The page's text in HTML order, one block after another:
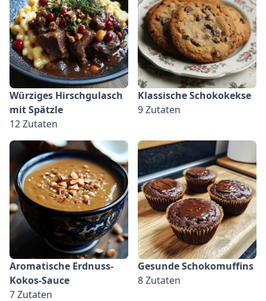
Würziges Hirschgulasch
mit Spätzle
12 Zutaten
Klassische Schokokekse
9 Zutaten
Aromatische Erdnuss-
Kokos-Sauce
7 Zutaten
Gesunde Schokomuffins
8 Zutaten